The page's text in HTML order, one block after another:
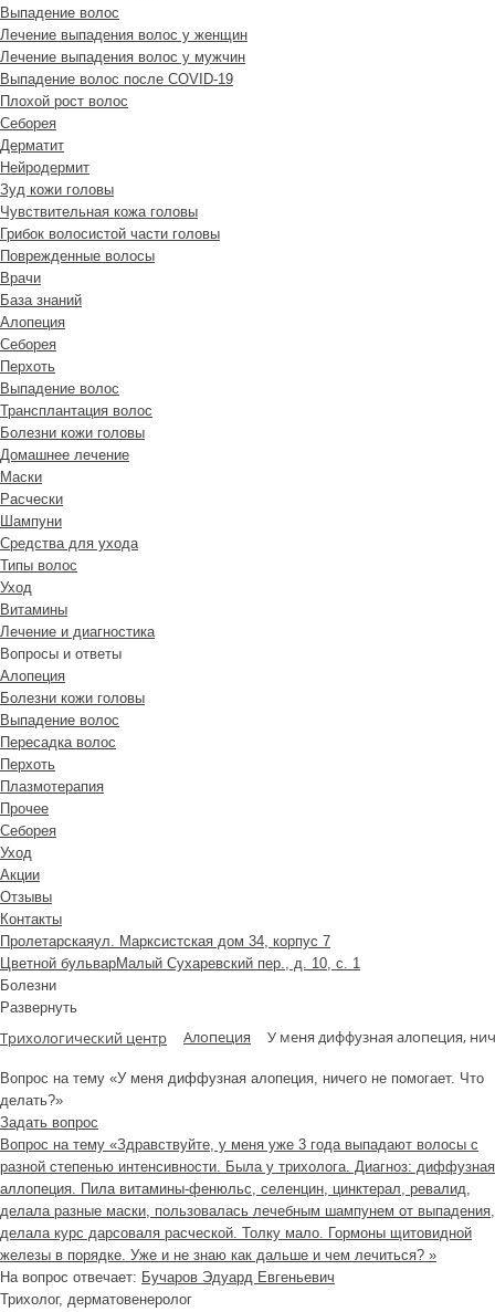
Выпадение волос
Лечение выпадения волос у женщин
Лечение выпадения волос у мужчин
Выпадение волос после COVID-19
Плохой рост волос
Cеборея
Дерматит
Нейродермит
Зуд кожи головы
Чувствительная кожа головы
Грибок волосистой части головы
Поврежденные волосы
Врачи
База знаний
Алопеция
Себорея
Перхоть
Выпадение волос
Трансплантация волос
Болезни кожи головы
Домашнее лечение
Маски
Расчески
Шампуни
Средства для ухода
Типы волос
Уход
Витамины
Лечение и диагностика
Вопросы и ответы
Алопеция
Болезни кожи головы
Выпадение волос
Пересадка волос
Перхоть
Плазмотерапия
Прочее
Себорея
Уход
Акции
Отзывы
Контакты
Пролетарскаяул. Марксистская дом 34, корпус 7
Цветной бульварМалый Сухаревский пер., д. 10, с. 1
Болезни
Развернуть
Трихологический центр Алопеция У меня диффузная алопеция,
Вопрос на тему «У меня диффузная алопеция, ничего не помогает. Что
делать?»
Задать вопрос
Вопрос на тему «Здравствуйте, у меня уже 3 года выпадают волосы с
разной степенью интенсивности. Была у трихолога. Диагноз: диффузная
аллопеция. Пила витамины-фенюльс, селенцин, цинктерал, ревалид,
делала разные маски, пользовалась лечебным шампунем от выпадения,
делала курс дарсоваля расческой. Толку мало. Гормоны щитовидной
железы в порядке. Уже и не знаю как дальше и чем лечиться? »
На вопрос отвечает: Бучаров Эдуард Евгеньевич
Трихолог, дерматовенеролог